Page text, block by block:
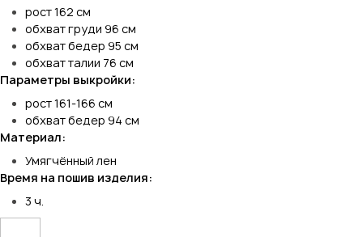
рост 162 см
обхват груди 96 см
обхват бедер 95 см
обхват талии 76 см
Параметры выкройки:
рост 161-166 см
обхват бедер 94 см
Материал:
Умягчённый лен
Время на пошив изделия:
3 ч.